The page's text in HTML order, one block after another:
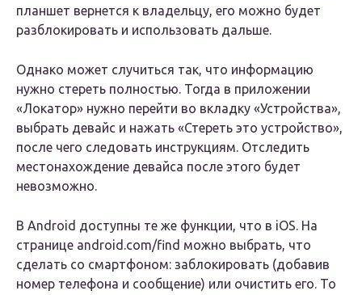
планшет вернется к владельцу, его можно будет
разблокировать и использовать дальше.
Однако может случиться так, что информацию
нужно стереть полностью. Тогда в приложении
«Локатор» нужно перейти во вкладку «Устройства»,
выбрать девайс и нажать «Стереть это устройство»,
после чего следовать инструкциям. Отследить
местонахождение девайса после этого будет
невозможно.
В Android доступны те же функции, что в iOS. На
странице android.com/find можно выбрать, что
сделать со смартфоном: заблокировать (добавив
номер телефона и сообщение) или очистить его. То